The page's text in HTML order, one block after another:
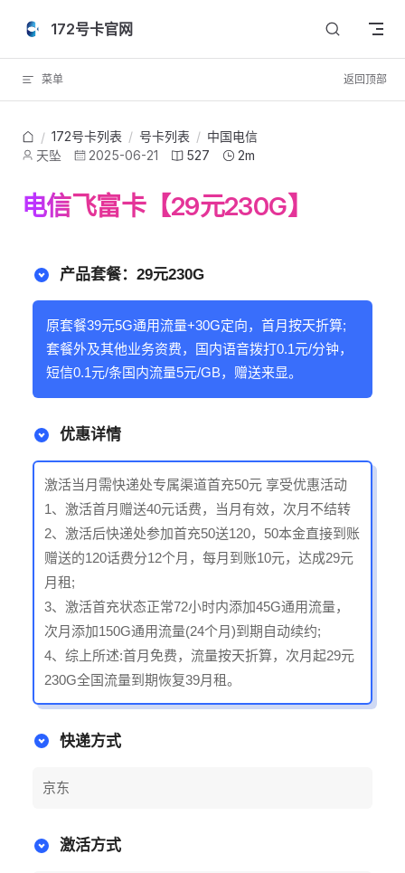
Skip to content
172号卡官网
菜单 返回顶部
/ 172号卡列表 / 号卡列表 / 中国电信
天坠
2025-06-21 527 2m
电信飞富卡【29元230G】
产品套餐：29元230G
原套餐39元5G通用流量+30G定向，首月按天折算;
套餐外及其他业务资费，国内语音拨打0.1元/分钟，
短信0.1元/条国内流量5元/GB，赠送来显。
优惠详情
激活当月需快递处专属渠道首充50元 享受优惠活动
1、激活首月赠送40元话费，当月有效，次月不结转
2、激活后快递处参加首充50送120，50本金直接到账
赠送的120话费分12个月，每月到账10元，达成29元
月租;
3、激活首充状态正常72小时内添加45G通用流量，
次月添加150G通用流量(24个月)到期自动续约;
4、综上所述:首月免费，流量按天折算，次月起29元
230G全国流量到期恢复39月租。
快递方式
京东
激活方式